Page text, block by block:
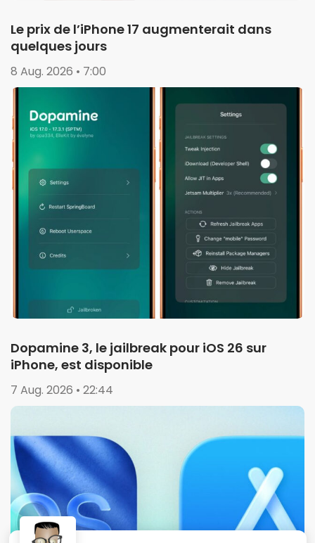
Le prix de l’iPhone 17 augmenterait dans
quelques jours
8 Aug. 2026 • 7:00
Dopamine 3, le jailbreak pour iOS 26 sur
iPhone, est disponible
7 Aug. 2026 • 22:44